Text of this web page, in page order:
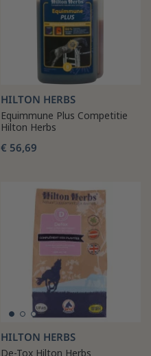
HILTON HERBS
Equimmune Plus Competitie
Hilton Herbs
€ 56,69
HILTON HERBS
De-Tox Hilton Herbs